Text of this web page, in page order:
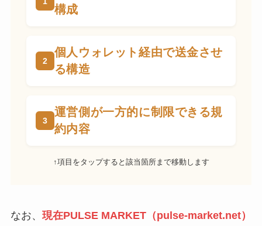
構成
個人ウォレット経由で送金させ
る構造
運営側が一方的に制限できる規
約内容
↑項目をタップすると該当箇所まで移動します
なお、 現在PULSE MARKET（pulse-market.net）